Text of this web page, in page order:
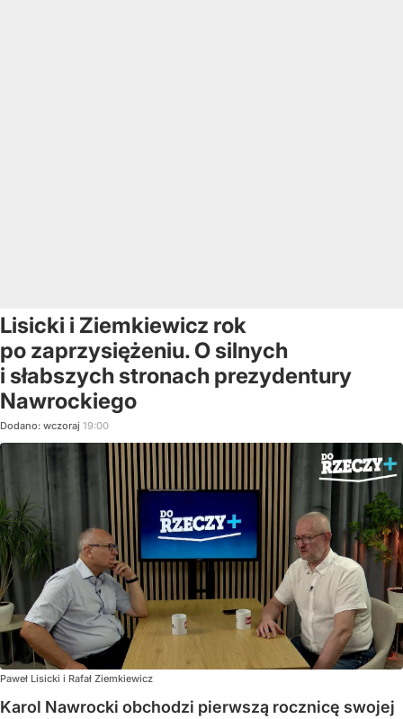
Lisicki i Ziemkiewicz rok
po zaprzysiężeniu. O silnych
i słabszych stronach prezydentury
Nawrockiego
Dodano: wczoraj 19:00
Paweł Lisicki i Rafał Ziemkiewicz
Karol Nawrocki obchodzi pierwszą rocznicę swojej